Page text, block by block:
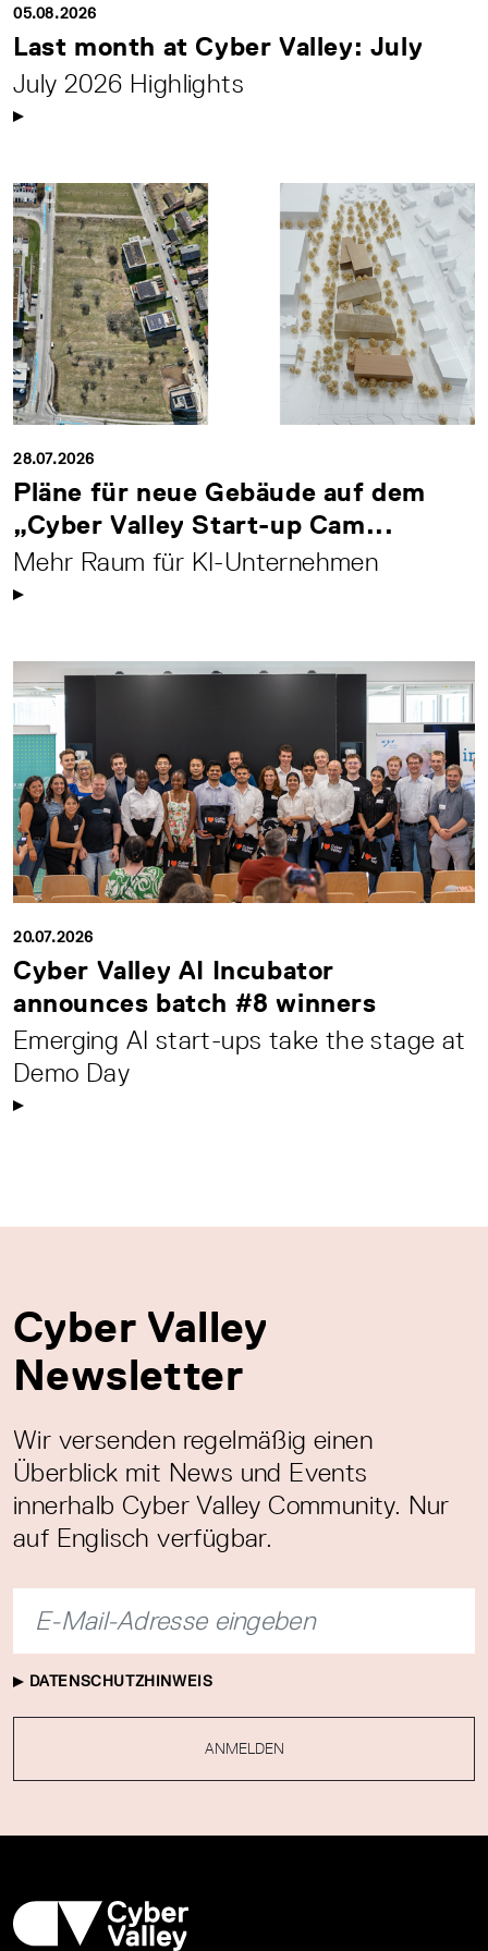
05.08.2026
Last month at Cyber Valley: July
July 2026 Highlights
28.07.2026
Pläne für neue Gebäude auf dem
„Cyber Valley Start-up Cam...
Mehr Raum für KI-Unternehmen
20.07.2026
Cyber Valley AI Incubator
announces batch #8 winners
Emerging AI start-ups take the stage at
Demo Day
Cyber Valley
Newsletter
Wir versenden regelmäßig einen
Überblick mit News und Events
innerhalb Cyber Valley Community. Nur
auf Englisch verfügbar.
DATENSCHUTZHINWEIS
ANMELDEN